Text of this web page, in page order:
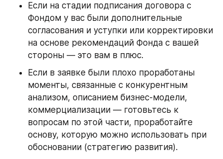
Если на стадии подписания договора с
Фондом у вас были дополнительные
согласования и уступки или корректировки
на основе рекомендаций Фонда с вашей
стороны — это вам в плюс.
Если в заявке были плохо проработаны
моменты, связанные с конкурентным
анализом, описанием бизнес-модели,
коммерциализации — готовьтесь к
вопросам по этой части, проработайте
основу, которую можно использовать при
обосновании (стратегию развития).